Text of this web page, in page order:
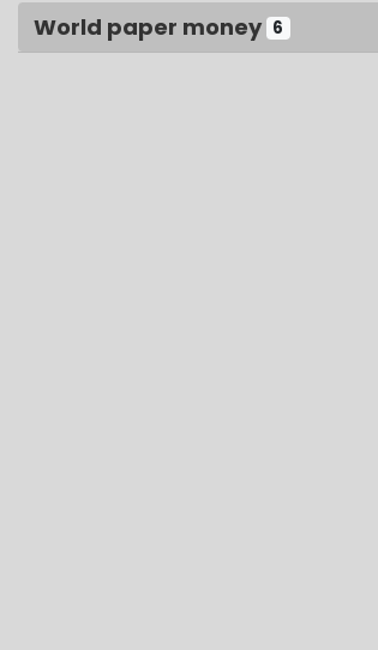
World paper money 6